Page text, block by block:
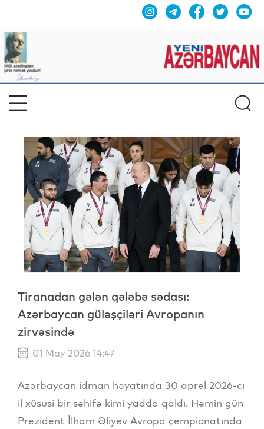
Tiranadan gələn qələbə sədası:
Azərbaycan güləşçiləri Avropanın
zirvəsində
01 May 2026 14:47
Azərbaycan idman həyatında 30 aprel 2026-cı
il xüsusi bir səhifə kimi yadda qaldı. Həmin gün
Prezident İlham Əliyev Avropa çempionatında